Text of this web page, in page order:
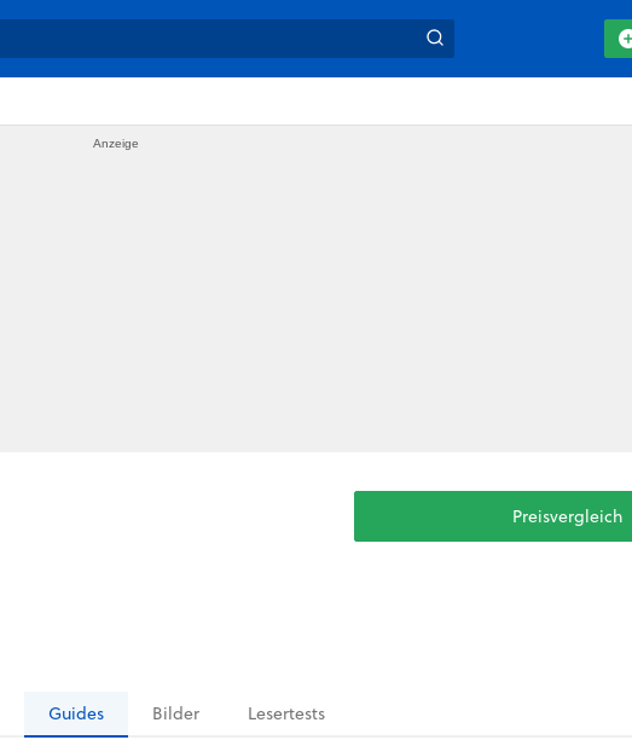
Preisvergleich
Guides Bilder Lesertests